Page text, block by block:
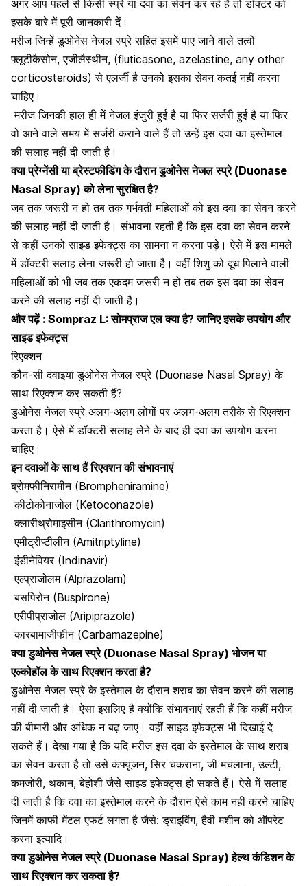
अगर आप पहले से किसी स्प्रे या दवा का सेवन कर रहे हैं तो डॉक्टर को
इसके बारे में पूरी जानकारी दें।
मरीज जिन्हें डुओनेस नेजल स्प्रे सहित इसमें पाए जाने वाले तत्वों
फ्लूटीकैसोन, एजीलैस्थीन, (fluticasone, azelastine, any other
corticosteroids) सेएलर्जीहै उनको इसका सेवन कतई नहीं करना
चाहिए।
मरीज जिनकी हाल ही में नेजलइंजुरी हुई है या फिर सर्जरी हुई है या फिर
वो आने वाले समय में सर्जरी कराने वाले हैं तो उन्हें इस दवा का इस्तेमाल
की सलाह नहीं दी जाती है।
क्या प्रेग्नेंसी या ब्रेस्टफीडिंग के दौरान डुओनेस नेजल स्प्रे (Duonase
Nasal Spray) को लेना सुरक्षित है?
जब तक जरूरी न हो तब तकगर्भवती महिलाओंको इस दवा का सेवन करने
की सलाह नहीं दी जाती है। संभावना रहती है कि इस दवा का सेवन करने
से कहीं उनको साइड इफेक्ट्स का सामना न करना पड़े। ऐसे में इस मामले
में डॉक्टरी सलाह लेना जरूरी हो जाता है। वहींशिशु को दूध पिलाने वाली
महिलाओंको भी जब तक एकदम जरूरी न हो तब तक इस दवा का सेवन
करने की सलाह नहीं दी जाती है।
और पढ़ें : Sompraz L: सोमप्राज एल क्या है? जानिए इसके उपयोग और
साइड इफेक्ट्स
रिएक्शन
कौन-सी दवाइयां डुओनेस नेजल स्प्रे (Duonase Nasal Spray) के
साथ रिएक्शन कर सकती हैं?
डुओनेस नेजल स्प्रे अलग-अलग लोगों पर अलग-अलग तरीके से रिएक्शन
करता है। ऐसे में डॉक्टरी सलाह लेने के बाद ही दवा का उपयोग करना
चाहिए।
इन दवाओं के साथ हैं रिएक्शन की संभावनाएं
ब्रोमफीनिरामीन (Brompheniramine)
कीटोकोनाजोल (Ketoconazole)
क्लारीथ्रोमाइसीन (Clarithromycin)
एमीट्रीप्टीलीन (Amitriptyline)
इंडीनेवियर (Indinavir)
एल्प्राजोलम (Alprazolam)
बसपिरोन (Buspirone)
एरीपीप्राजोल (Aripiprazole)
कारबामाजीफीन (Carbamazepine)
क्या डुओनेस नेजल स्प्रे (Duonase Nasal Spray) भोजन या
एल्कोहॉल के साथ रिएक्शन करता है?
डुओनेस नेजल स्प्रे के इस्तेमाल के दौरानशराब का सेवनकरने की सलाह
नहीं दी जाती है। ऐसा इसलिए है क्योंकि संभावनाएं रहती हैं कि कहीं मरीज
की बीमारी और अधिक न बढ़ जाए। वहीं साइड इफेक्ट्स भी दिखाई दे
सकते हैं। देखा गया है कि यदि मरीज इस दवा के इस्तेमाल के साथ शराब
का सेवन करता है तो उसे कंफ्यूजन,सिर चकराना, जी मचलाना, उल्टी,
कमजोरी, थकान,बेहोशी जैसे साइड इफेक्ट्स हो सकते हैं। ऐसे में सलाह
दी जाती है कि दवा का इस्तेमाल करने के दौरान ऐसे काम नहीं करने चाहिए
जिनमें काफी मेंटल एफर्ट लगता है जैसे: ड्राइविंग, हैवी मशीन को ऑपरेट
करना इत्यादि।
क्या डुओनेस नेजल स्प्रे (Duonase Nasal Spray) हेल्थ कंडिशन के
साथ रिएक्शन कर सकता है?